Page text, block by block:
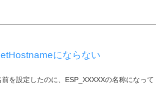
にならない
を設定したのに、ESP_XXXXXの名称になって